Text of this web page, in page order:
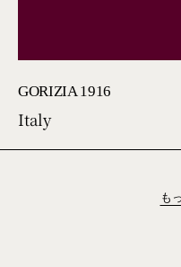
GORIZIA 1916
Italy
も